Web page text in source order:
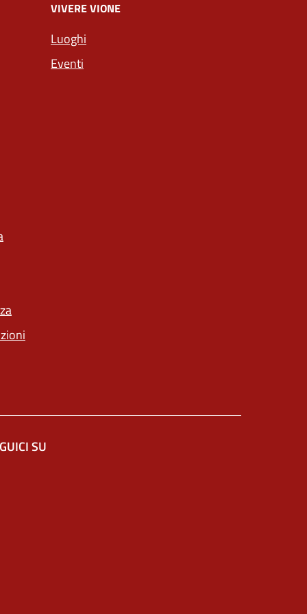
VIVERE VIONE
Luoghi
Eventi
SU